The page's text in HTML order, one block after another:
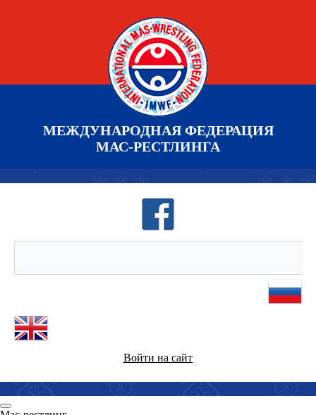
МЕЖДУНАРОДНАЯ ФЕДЕРАЦИЯ
МАС-РЕСТЛИНГА
Войти на сайт